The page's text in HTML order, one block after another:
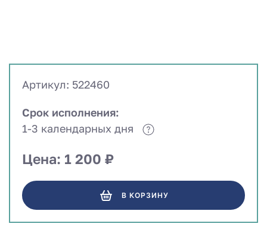
Артикул: 522460
Срок исполнения:
1-3 календарных дня
Цена: 1 200 ₽
В КОРЗИНУ